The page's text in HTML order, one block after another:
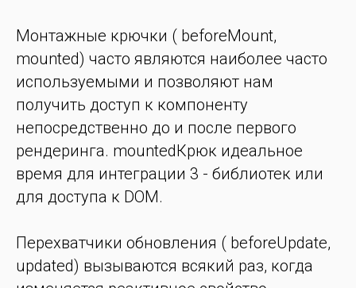
Монтажные крючки ( beforeMount,
mounted) часто являются наиболее часто
используемыми и позволяют нам
получить доступ к компоненту
непосредственно до и после первого
рендеринга. mountedКрюк идеальное
время для интеграции 3 - библиотек или
для доступа к DOM.
Перехватчики обновления ( beforeUpdate,
updated) вызываются всякий раз, когда